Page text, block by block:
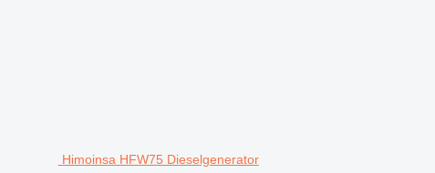
Himoinsa HFW75 Dieselgenerator